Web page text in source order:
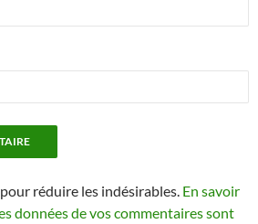
réduire les indésirables. En savoir
données de vos commentaires sont